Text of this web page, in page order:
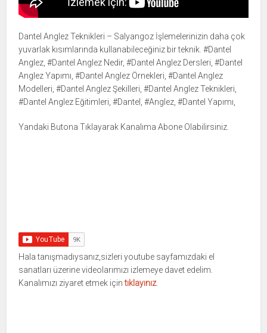
Dantel Anglez Teknikleri – Salyangoz İşlemelerinizin daha çok
yuvarlak kısımlarında kullanabileceğiniz bir teknik. #Dantel
Anglez, #Dantel Anglez Nedir, #Dantel Anglez Dersleri, #Dantel
Anglez Yapımı, #Dantel Anglez Örnekleri, #Dantel Anglez
Modelleri, #Dantel Anglez Şekilleri, #Dantel Anglez Teknikleri,
#Dantel Anglez Eğitimleri, #Dantel, #Anglez, #Dantel Yapımı,
Yandaki Butona Tıklayarak Kanalıma Abone Olabilirsiniz.
Hala tanışmadıysanız,sizleri youtube sayfamızdaki el
sanatları üzerine videolarımızı izlemeye davet edelim.
Kanalımızı ziyaret etmek içintıklayınız.